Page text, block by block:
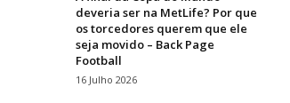
deveria ser na MetLife? Por que
os torcedores querem que ele
seja movido – Back Page
Football
16 Julho 2026